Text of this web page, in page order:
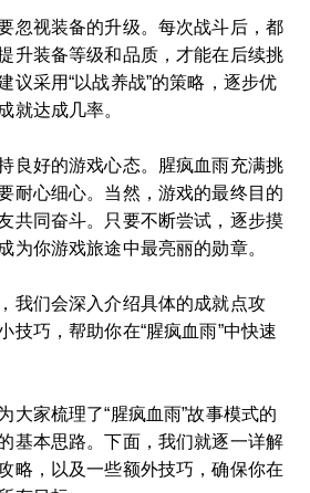
忽视装备的升级。每次战斗后，都
升装备等级和品质，才能在后续挑
议采用“以战养战”的策略，逐步优
就达成几率。
良好的游戏心态。腥疯血雨充满挑
耐心细心。当然，游戏的最终目的
共同奋斗。只要不断尝试，逐步摸
为你游戏旅途中最亮丽的勋章。
我们会深入介绍具体的成就点攻
技巧，帮助你在“腥疯血雨”中快速
大家梳理了“腥疯血雨”故事模式的
基本思路。下面，我们就逐一详解
略，以及一些额外技巧，确保你在